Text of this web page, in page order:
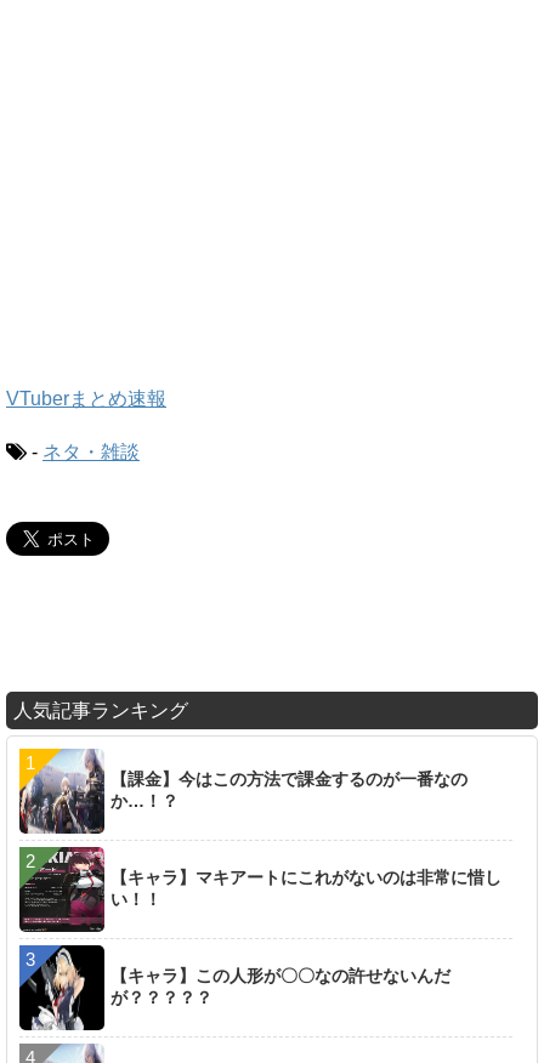
VTuberまとめ速報
- ネタ・雑談
人気記事ランキング
【課金】今はこの方法で課金するのが一番なの
か…！？
【キャラ】マキアートにこれがないのは非常に惜し
い！！
【キャラ】この人形が〇〇なの許せないんだ
が？？？？？